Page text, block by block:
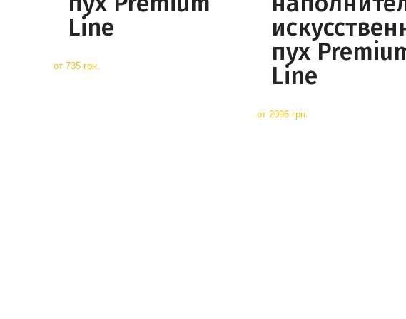
Line
от 735 грн.
пух
Line
от 2096 грн.